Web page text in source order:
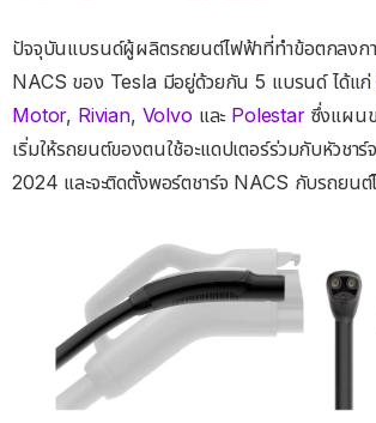
ปัจจุบันแบรนด์ผู้ผลิตรถยนต์ไฟฟ้าที่ทำข้อตกลงกา
NACS ของ Tesla มีอยู่ด้วยกัน 5 แบรนด์ ได้แก่
Motor, Rivian, Volvo และ Polestarซึ่งแผนข
เริ่มให้รถยนต์ของตนใช้อะแดปเตอร์ร่วมกับหัวชา
2024 และจะติดตั้งพอร์ตชาร์จ NACS กับรถยน